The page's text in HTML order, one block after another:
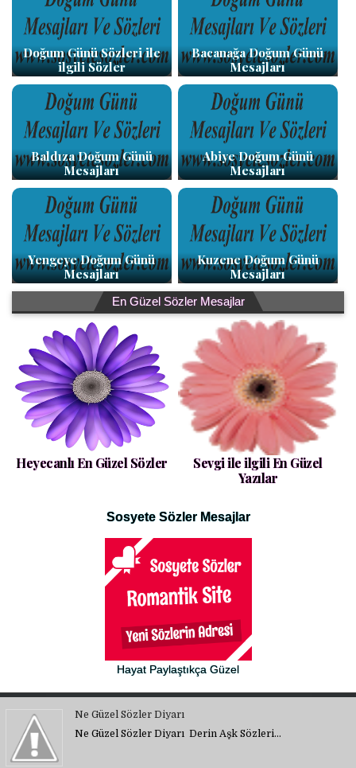
Doğum Günü Sözleri ile
ilgili Sözler
Bacanağa Doğum Günü
Mesajları
Baldıza Doğum Günü
Mesajları
Abiye Doğum Günü
Mesajları
Yengeye Doğum Günü
Mesajları
Kuzene Doğum Günü
Mesajları
En Güzel Sözler Mesajlar
Heyecanlı En Güzel Sözler
Sevgi ile ilgili En Güzel
Yazılar
Sosyete Sözler Mesajlar
Hayat Paylaştıkça Güzel
Ne Güzel Sözler Diyarı
Ne Güzel Sözler Diyarı Derin Aşk Sözleri…